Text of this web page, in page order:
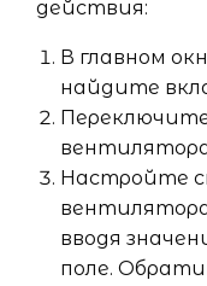
действия:
В главном
найдите
Настройте
вводя
поле.